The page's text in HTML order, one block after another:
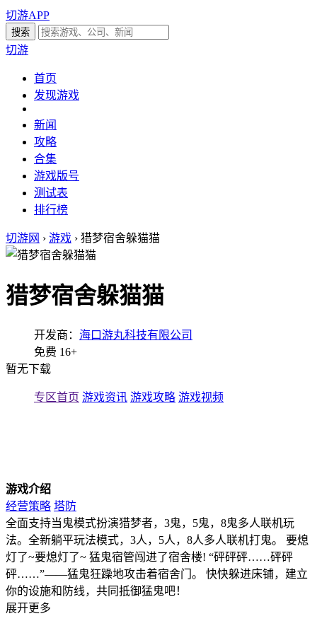
切游APP
切游
首页
发现游戏
新闻
攻略
合集
游戏版号
测试表
排行榜
切游网 › 游戏 › 猎梦宿舍躲猫猫
猎梦宿舍躲猫猫
开发商： 海口游丸科技有限公司
免费 16+
暂无下载
专区首页 游戏资讯 游戏攻略 游戏视频
游戏介绍
经营策略 塔防
全面支持当鬼模式扮演猎梦者，3鬼，5鬼，8鬼多人联机玩
法。全新躺平玩法模式，3人，5人，8人多人联机打鬼。 要熄
灯了~要熄灯了~ 猛鬼宿管闯进了宿舍楼! “砰砰砰……砰砰
砰……”——猛鬼狂躁地攻击着宿舍门。 快快躲进床铺，建立
你的设施和防线，共同抵御猛鬼吧！
展开更多